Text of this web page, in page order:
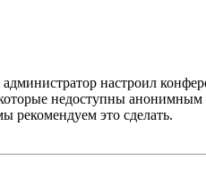
настроил
недоступны
рекомендуем это сделать.